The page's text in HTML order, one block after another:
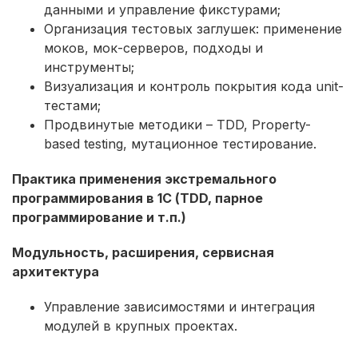
данными и управление фикстурами;
Организация тестовых заглушек: применение
моков, мок-серверов, подходы и
инструменты;
Визуализация и контроль покрытия кода unit-
тестами;
Продвинутые методики – TDD, Property-
based testing, мутационное тестирование.
Практика применения экстремального
программирования в 1С (TDD, парное
программирование и т.п.)
Модульность, расширения, сервисная
архитектура
Управление зависимостями и интеграция
модулей в крупных проектах.